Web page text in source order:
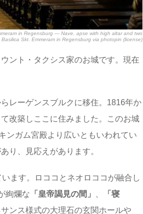
in Regensburg — Nave, apse with high altar and two
Skt. Emmeram in Regensburg via photopin (license)
ント・タクシス家のお城です。現在
レーゲンスブルクに移住。1816年か
改築しここに住みました。このお城
ンガム宮殿より広いともいわれてい
り、見応えがあります。
ます。ロココとネオロココが融合し
絢爛な 「皇帝謁見の間」
「寝
ンス様式の大理石の玄関ホールや